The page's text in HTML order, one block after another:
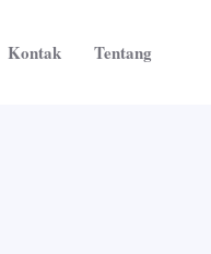
Kontak Tentang